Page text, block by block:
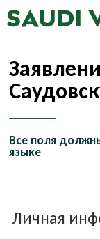
О нас
Все поля
языке
Личная